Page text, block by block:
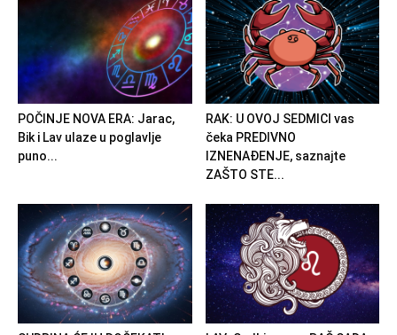
POČINJE NOVA ERA: Jarac,
Bik i Lav ulaze u poglavlje
puno...
RAK: U OVOJ SEDMICI vas
čeka PREDIVNO
IZNENAĐENJE, saznajte
ZAŠTO STE...